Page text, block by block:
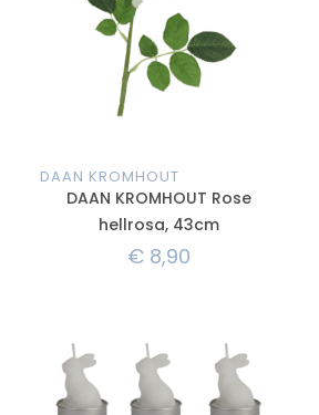
DAAN KROMHOUT
DAAN KROMHOUT Rose
hellrosa, 43cm
€8,90